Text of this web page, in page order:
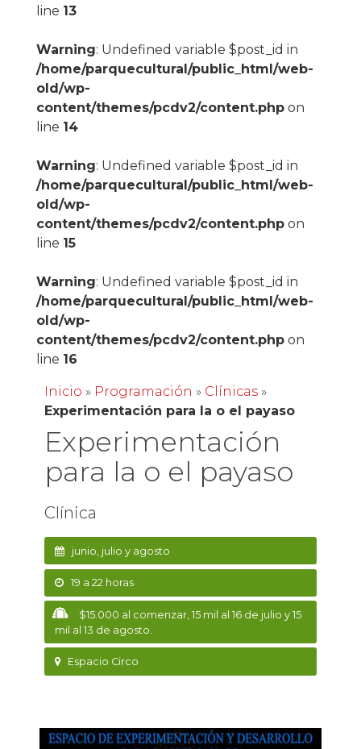
line 13
Warning: Undefined variable $post_id in
/home/parquecultural/public_html/web-
old/wp-
content/themes/pcdv2/content.phpon
line 14
Warning: Undefined variable $post_id in
/home/parquecultural/public_html/web-
old/wp-
content/themes/pcdv2/content.phpon
line 15
Warning: Undefined variable $post_id in
/home/parquecultural/public_html/web-
old/wp-
content/themes/pcdv2/content.phpon
line 16
Inicio » Programación » Clínicas»
Experimentación para la o el payaso
Experimentación
para la o el payaso
Clínica
junio, julio y agosto
19 a 22 horas
$15.000 al comenzar, 15 mil al 16 de julio y 15
mil al 13 de agosto.
Espacio Circo